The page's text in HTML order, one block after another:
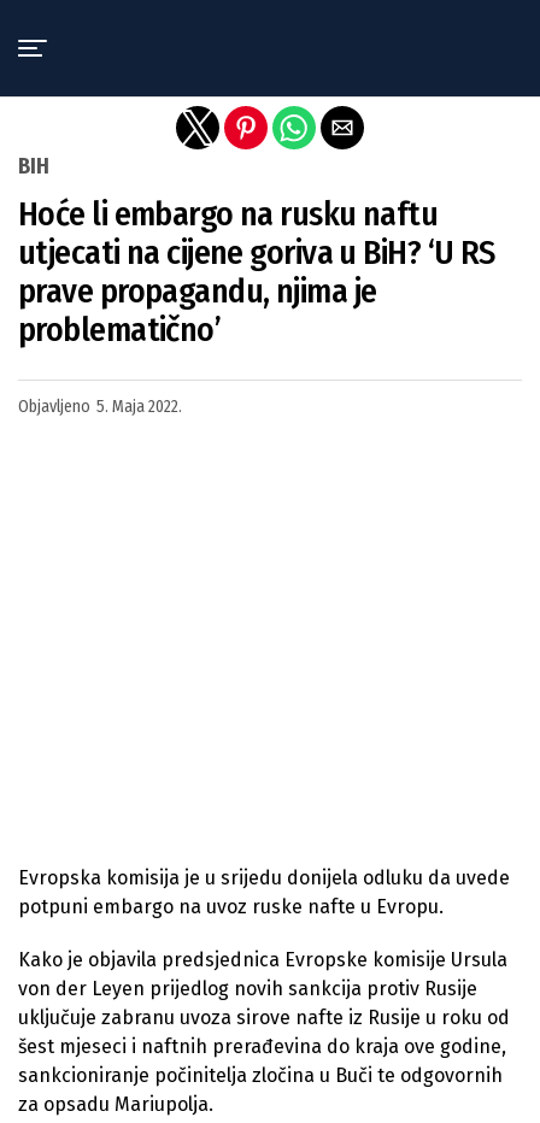
BIH
Hoće li embargo na rusku naftu
utjecati na cijene goriva u BiH? ‘U RS
prave propagandu, njima je
problematično’
Objavljeno 5. Maja 2022.
Evropska komisija je u srijedu donijela odluku da uvede
potpuni embargo na uvoz ruske nafte u Evropu.
Kako je objavila predsjednica Evropske komisije Ursula
von der Leyen prijedlog novih sankcija protiv Rusije
uključuje zabranu uvoza sirove nafte iz Rusije u roku od
šest mjeseci i naftnih prerađevina do kraja ove godine,
sankcioniranje počinitelja zločina u Buči te odgovornih
za opsadu Mariupolja.